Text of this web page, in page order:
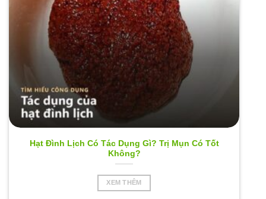
Hạt Đình Lịch Có Tác Dụng Gì? Trị Mụn Có Tốt
Không?
XEM THÊM